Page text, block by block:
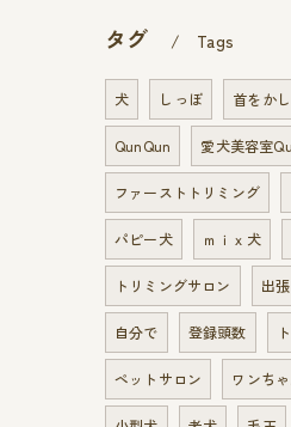
タグ Tags
犬 しっぽ 首をか
QunQun 愛犬美容室
ファーストトリミング
パピー犬 ｍｉｘ犬
トリミングサロン 出
自分で 登録頭数
ペットサロン ワンち